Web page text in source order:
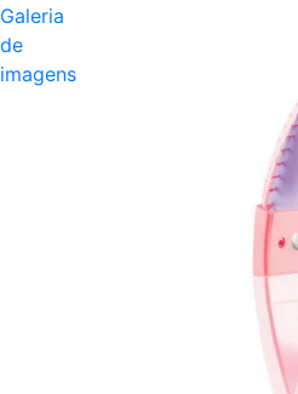
Galeria
de
imagens